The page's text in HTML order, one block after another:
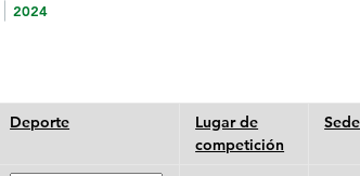
2024
Deporte
Lugar de
competición
Sede